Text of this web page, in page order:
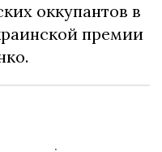
оккупантов в
премии